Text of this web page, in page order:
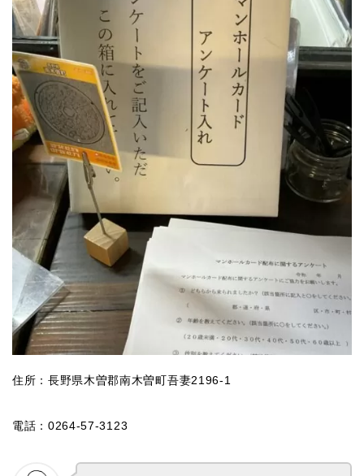
住所：長野県木曽郡南木曽町吾妻2196-1
電話：0264-57-3123